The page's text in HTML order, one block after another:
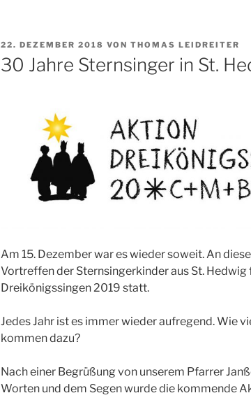
VERÖFFENTLICHT
AM
22. DEZEMBER 2018 VON THOMAS LEIDREITER
30 Jahre Sternsinger in St.
Am 15. Dezember war es wieder soweit. An
Vortreffen der Sternsingerkinder aus St.
Dreikönigssingen 2019 statt.
Jedes Jahr ist es immer wieder aufregend. Wie
kommen dazu?
Nach einer Begrüßung von unserem Pfarrer
Worten und dem Segen wurde die kommende